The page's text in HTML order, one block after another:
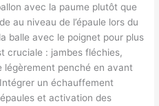
avec la paume plutôt que
au niveau de l’épaule lors du
balle avec le poignet pour plus
cruciale : jambes fléchies,
légèrement penché en avant
un échauffement
et activation des